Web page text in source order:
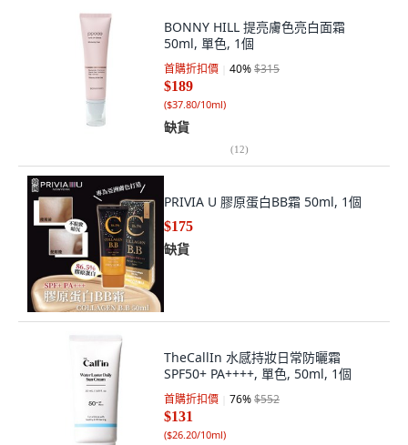
BONNY HILL 提亮膚色亮白面霜
50ml, 單色, 1個
首購折扣價 40%$315
$189
($37.80/10ml)
缺貨
(12)
PRIVIA U 膠原蛋白BB霜 50ml, 1個
$175
缺貨
TheCallIn 水感持妝日常防曬霜
SPF50+ PA++++, 單色, 50ml, 1個
首購折扣價 76%$552
$131
($26.20/10ml)